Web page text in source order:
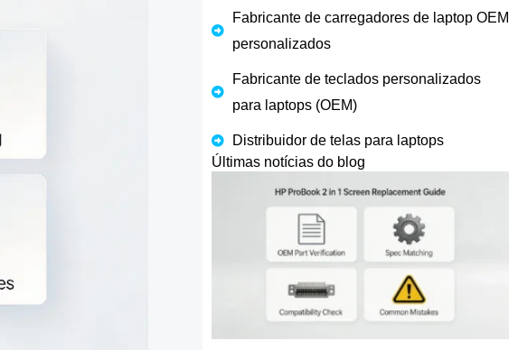
Fabricante de carregadores de laptop OEM
personalizados
Fabricante de teclados personalizados
para laptops (OEM)
Distribuidor de telas para laptops
Últimas notícias do blog